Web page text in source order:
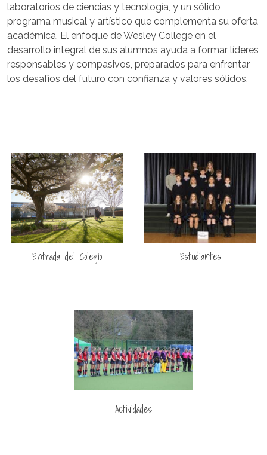
laboratorios de ciencias y tecnología, y un sólido
programa musical y artístico que complementa su oferta
académica. El enfoque de Wesley College en el
desarrollo integral de sus alumnos ayuda a formar líderes
responsables y compasivos, preparados para enfrentar
los desafíos del futuro con confianza y valores sólidos.
Entrada del Colegio Estudiantes
Actividades